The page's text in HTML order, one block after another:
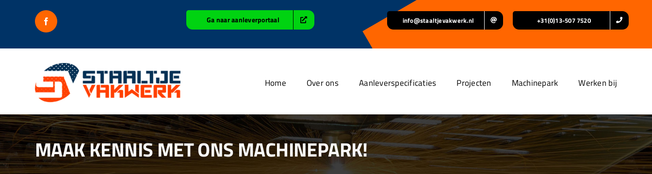
Ga naar aanleverportaal info@staaltjevakwerk.nl +31(0)13-507 7520
Home Over ons Aanleverspecificaties Projecten Machinepark Werken bij
MAAK KENNIS MET ONS MACHINEPARK!